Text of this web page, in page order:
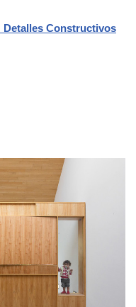
Detalles Constructivos